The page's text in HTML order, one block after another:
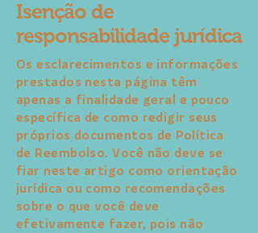
Isenção de
responsabilidade jurídica
Os esclarecimentos e informações
prestados nesta página têm
apenas a finalidade geral e pouco
específica de como redigir seus
próprios documentos de Política
de Reembolso. Você não deve se
fiar neste artigo como orientação
jurídica ou como recomendações
sobre o que você deve
efetivamente fazer, pois não